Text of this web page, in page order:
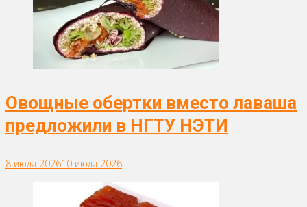
Овощные обертки вместо лаваша
предложили в НГТУ НЭТИ
8 июля 202610 июля 2026